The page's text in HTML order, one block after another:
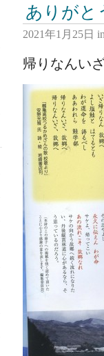
ありがと
2021年1月25日
帰りなんい